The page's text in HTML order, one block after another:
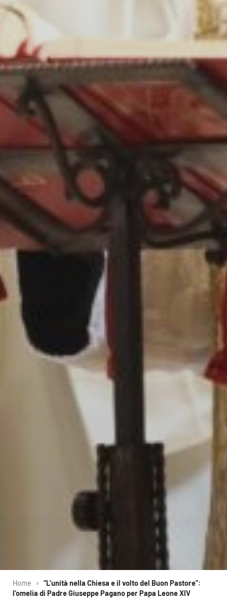
Home » “L’unità nella Chiesa e il volto del Buon Pastore”:
l’omelia di Padre Giuseppe Pagano per Papa Leone XIV